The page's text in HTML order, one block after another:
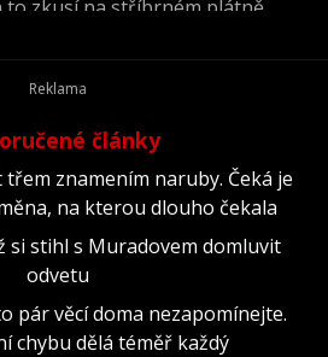
to zkusí na stříbrném plátně.
články
znamením naruby. Čeká je
na kterou dlouho čekala
si stihl s Muradovem domluvit
odvetu
pár věcí doma nezapomínejte.
chybu dělá téměř každý